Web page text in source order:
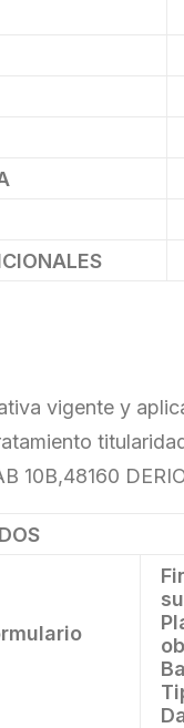
vigente y
10B,48160